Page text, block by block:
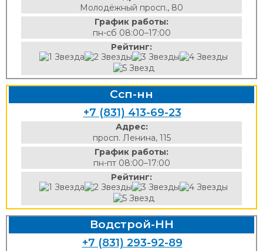
Молодёжный просп., 80
График работы:
пн-сб 08:00–17:00
Рейтинг:
Ссп-нн
+7 (831) 413-69-23
Адрес:
просп. Ленина, 115
График работы:
пн-пт 08:00–17:00
Рейтинг:
Водстрой-НН
+7 (831) 293-92-89